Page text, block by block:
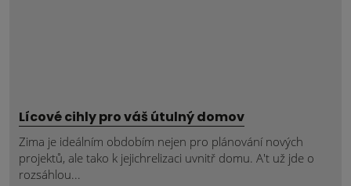
Lícové cihly pro váš útulný domov
Zima je ideálním obdobím nejen pro plánování nových
projektů, ale tako k jejichrelizaci uvnitř domu. A't už jde o
rozsáhlou...